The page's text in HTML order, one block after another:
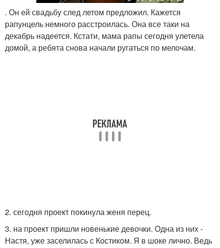
. Он ей свадьбу след летом предложил. Кажется
рапунцель немного расстроилась. Она все таки на
декабрь надеется. Кстати, мама рапы сегодня улетела
домой, а ребята снова начали ругаться по мелочам.
2. сегодня проект покинула женя перец.
3. на проект пришли новенькие девочки. Одна из них -
Настя, уже заселилась с Костиком. Я в шоке лично. Ведь